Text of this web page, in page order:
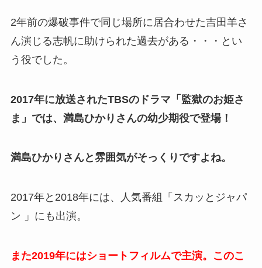
2年前の爆破事件で同じ場所に居合わせた吉田羊さ
ん演じる志帆に助けられた過去がある・・・とい
う役でした。
2017年に放送されたTBSのドラマ「監獄のお姫さ
ま」では、満島ひかりさんの幼少期役で登場！
満島ひかりさんと雰囲気がそっくりですよね。
2017年と2018年には、人気番組「スカッとジャパ
ン 」にも出演。
また2019年にはショートフィルムで主演。このこ